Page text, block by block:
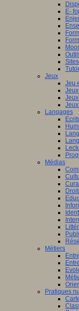
E-
Jeux
Jeu
Langages
Médias
Métiers
Pratiques